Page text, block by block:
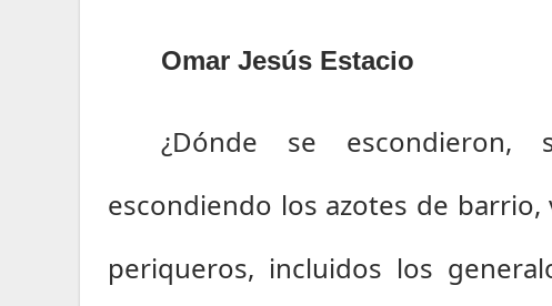
Omar Jesús Estacio
¿Dónde se
escondiendo los azotes de
periqueros, incluidos los